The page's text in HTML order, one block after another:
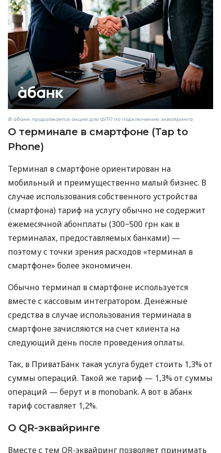
В àбанк продолжается акция для ФЛП по подключению эквайринга
О терминале в смартфоне (Tap to
Phone)
Терминал в смартфоне ориентирован на
мобильный и преимущественно малый бизнес. В
случае использования собственного устройства
(смартфона) тариф на услугу обычно не содержит
ежемесячной абонплаты (300−500 грн как в
терминалах, предоставляемых банками) —
поэтому с точки зрения расходов «терминал в
смартфоне» более экономичен.
Обычно терминал в смартфоне используется
вместе с кассовым интегратором. Денежные
средства в случае использования терминала в
смартфоне зачисляются на счет клиента на
следующий день после проведения оплаты.
Так, в ПриватБанк такая услуга будет стоить 1,3% от
суммы операций. Такой же тариф — 1,3% от суммы
операций — берут и в monobank. А вот в àбанк
тариф составляет 1,2%.
О QR-эквайринге
Вместе с тем QR-эквайринг позволяет принимать